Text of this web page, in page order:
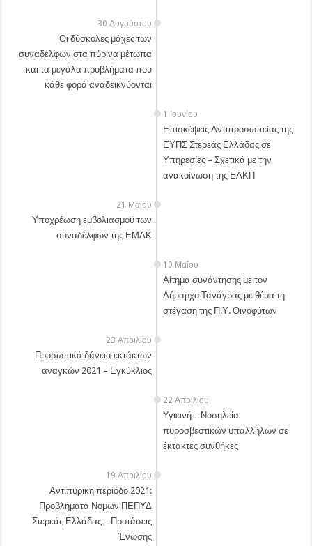
30 Αυγούστου
Οι δύσκολες μάχες των
συναδέλφων στα πύρινα μέτωπα
και τα μεγάλα προβλήματα που
κάθε φορά αναδεικνύονται
1 Ιουνίου
Επισκέψεις Αντιπροσωπείας της
ΕΥΠΣ Στερεάς Ελλάδας σε
Υπηρεσίες – Σχετικά με την
ανακοίνωση της ΕΑΚΠ
21 Μαΐου
Υποχρέωση εμβολιασμού των
συναδέλφων της ΕΜΑΚ
10 Μαΐου
Αίτημα συνάντησης με τον
Δήμαρχο Τανάγρας με θέμα τη
στέγαση της Π.Υ. Οινοφύτων
23 Απριλίου
Προσωπικά δάνεια εκτάκτων
αναγκών 2021 – Εγκύκλιος
22 Απριλίου
Υγιεινή – Νοσηλεία
πυροσβεστικών υπαλλήλων σε
έκτακτες συνθήκες
19 Απριλίου
Αντιπυρικη περίοδο 2021:
Προβλήματα Νομών ΠΕΠΥΔ
Στερεάς Ελλάδας – Προτάσεις
Ένωσης